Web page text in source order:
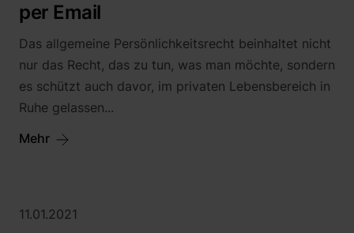
Alice Haag
Martin Neu, LL.M. (Exeter)
Sebastian Saar
Rafael Sarlak
Katharina Leye
Jonathan Horst
per Email
Das allgemeine Persönlichkeitsrecht beinhaltet nicht
nur das Recht, das zu tun, was man möchte, sondern
es schützt auch davor, im privaten Lebensbereich in
Ruhe gelassen...
Mehr
11.01.2021